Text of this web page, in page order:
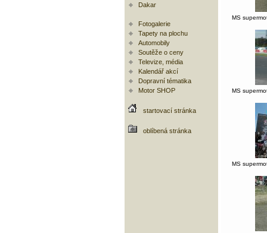
Dakar
Fotogalerie
Tapety na plochu
Automobily
Soutěže o ceny
Televize, média
Kalendář akcí
Dopravní tématika
Motor SHOP
startovací stránka
oblíbená stránka
MS
MS
MS